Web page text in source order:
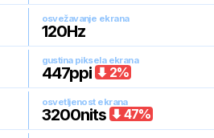
osvežavanje ekrana
120Hz
gustina piksela ekrana
447ppi 2%
osvetljenost ekrana
3200nits 47%